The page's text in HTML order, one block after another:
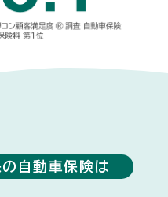
の自動車保険は